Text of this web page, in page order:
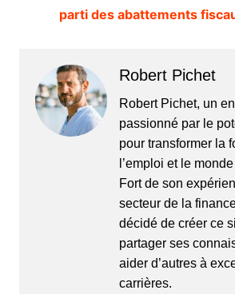
parti des abattements
Robert Pichet
Robert Pichet, un
passionné par le
pour transformer la
l’emploi et le
Fort de son
secteur de la
décidé de créer ce
partager ses
aider d’autres à
carrières.